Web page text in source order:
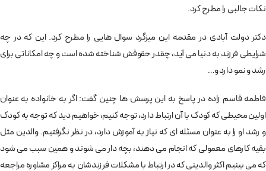
نکات جالبی را مطرح کرد.
دکتر دولت آبادی در مقدمه این میزگرد سوال هایی را مطرح کرد. این که در چه
شرایطی فرزند به دنیا می آید، چقدر حقوقش شناخته شده است و چه امکاناتی برای
رشد و نمو دارد و…
فاطمه قاسم زاده در پاسخ به این پرسش ها چنین گفت: اگر به خانواده به عنوان
اولین محیطی که کودک با آن ارتباط دارد، توجه کنیم، خواهیم دید که توجه به کودک
و رشد او را به عنوان مسئله ای که نیاز به آموزش دارد، در نظر نگرفتیم. والدین مثل
بقیه کارهای معمولی که انجام می دهند، بچه دار می شوند و همین سبب می شود
که می بینیم اکثر والدینی که در ارتباط با مشکلات فرزندشان به مراکز مشاوره مراجعه